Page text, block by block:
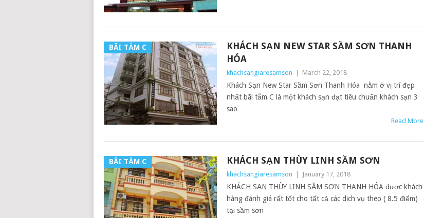
BÃI TẮM C
KHÁCH SẠN NEW STAR SẦM SƠN THANH
HÓA
khachsangiaresamson March 22, 2018
Khách Sạn New Star Sầm Sơn Thanh Hóa nằm ở vị trí đẹp
nhất bãi tắm C là một khách sạn đạt tiêu chuẩn khách sạn 3
sao
Read More
BÃI TẮM C KHÁCH SẠN THÙY LINH SẦM SƠN
khachsangiaresamson January 17, 2018
KHÁCH SẠN THÙY LINH SẦM SƠN THANH HÓA được khách
hàng đánh giá rất tốt cho tất cả các dịch vụ theo ( 8.5 điểm)
tại sầm sơn